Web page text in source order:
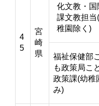
4
5
宮
崎
県
化文教・国
課文教担当
稚園除く)
福祉保健部
も政策局こ
政策課(幼稚
み)